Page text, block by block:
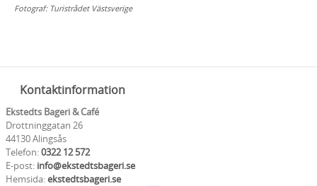
Fotograf: Turistrådet Västsverige
Kontaktinformation
Ekstedts Bageri & Café
Drottninggatan 26
44130 Alingsås
Telefon:0322 12 572
E-post: info@ekstedtsbageri.se
Hemsida:ekstedtsbageri.se